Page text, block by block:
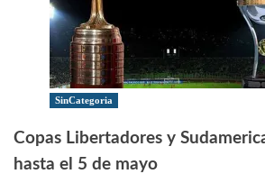
fútbol
europeo
ante
el
Covid-
SinCategoria
Copas Libertadores y
hasta el 5 de mayo